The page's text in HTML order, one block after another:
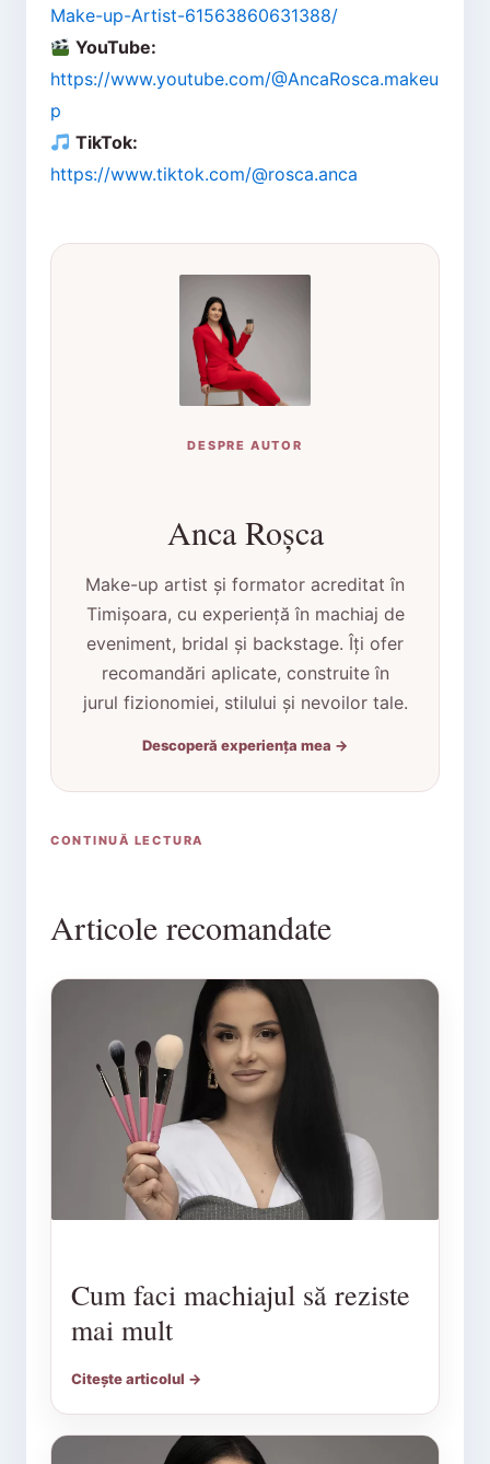
Make-up-Artist-61563860631388/
YouTube:
https://www.youtube.com/@AncaRosca.makeu
p
TikTok:
https://www.tiktok.com/@rosca.anca
DESPRE AUTOR
Anca Roșca
Make-up artist și formator acreditat în
Timișoara, cu experiență în machiaj de
eveniment, bridal și backstage. Îți ofer
recomandări aplicate, construite în
jurul fizionomiei, stilului și nevoilor tale.
Descoperă experiența mea →
CONTINUĂ LECTURA
Articole recomandate
Cum faci machiajul să reziste
mai mult
Citește articolul →